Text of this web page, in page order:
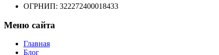
ОГРНИП: 322272400018433
Меню сайта
Главная
Блог